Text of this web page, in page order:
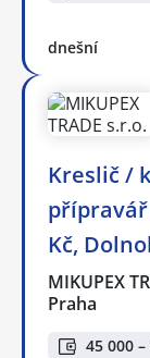
dnešní
Kreslič /
přípravář
Kč,
MIKUPEX
Praha
45 000